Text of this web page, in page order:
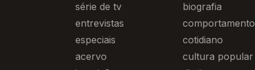
série de tv
entrevistas
especiais
acervo
biografia
comportamento
cotidiano
cultura popular